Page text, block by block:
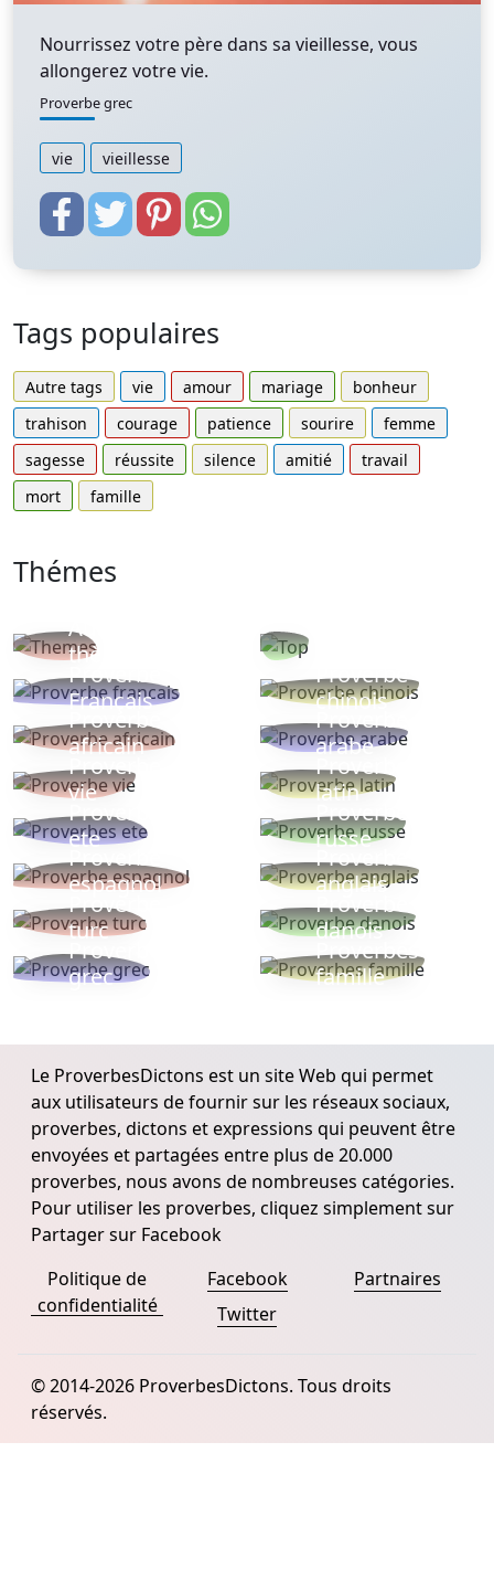
Nourrissez votre père dans sa vieillesse, vous
allongerez votre vie.
Proverbe grec
vie vieillesse
Tags populaires
Autre tags vie amour mariage
bonheur
trahison
courage patience sourire
femme
sagesse
réussite silence amitié
travail
mort
famille
Thémes
Autres
thèmes
Proverbe
Français
Proverbe
chinois
Proverbe
africain
Proverbe
arabe
Proverbe
vie
Proverbe
latin
Proverbes
ete
Proverbe
russe
Proverbe
espagnol
Proverbe
anglais
Proverbe
turc
Proverbe
danois
Proverbe
grec
Proverbes
famille
Le ProverbesDictons est un site Web qui permet
aux utilisateurs de fournir sur les réseaux sociaux,
proverbes, dictons et expressions qui peuvent être
envoyées et partagées entre plus de 20.000
proverbes, nous avons de nombreuses catégories.
Pour utiliser les proverbes, cliquez simplement sur
Partager sur Facebook
Politique de
confidentialité
Facebook
Twitter
Partnaires
© 2014-2026 ProverbesDictons. Tous droits
réservés.